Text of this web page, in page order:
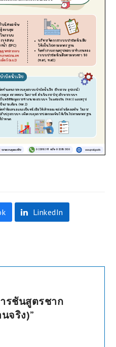
LinkedIn
รชันสูตรชาก
จริง)”